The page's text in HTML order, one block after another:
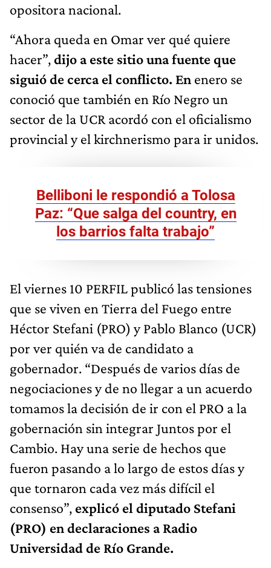
opositora nacional.
“Ahora queda en Omar ver qué quiere
hacer”,dijo a este sitio una fuente que
siguió de cerca el conflicto. En enero se
conoció que también en Río Negro un
sector de la UCR acordó con el oficialismo
provincial y el kirchnerismo para ir unidos.
Belliboni le respondió a Tolosa
Paz: “Que salga del country, en
los barrios falta trabajo”
El viernes 10 PERFIL publicó las tensiones
que se viven en Tierra del Fuego entre
Héctor Stefani (PRO) y Pablo Blanco (UCR)
por ver quién va de candidato a
gobernador. “Después de varios días de
negociaciones y de no llegar a un acuerdo
tomamos la decisión de ir con el PRO a la
gobernación sin integrar Juntos por el
Cambio. Hay una serie de hechos que
fueron pasando a lo largo de estos días y
que tornaron cada vez más difícil el
consenso”, explicó el diputado Stefani
(PRO) en declaraciones a Radio
Universidad de Río Grande.